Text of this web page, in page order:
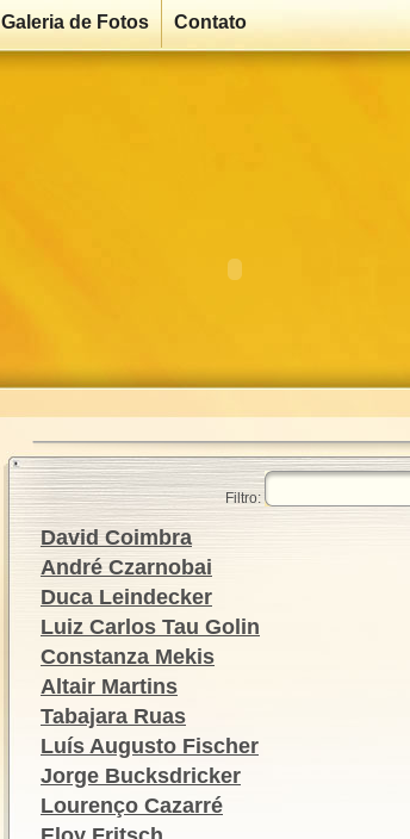
Galeria de Fotos Contato
Filtro:
David Coimbra
André Czarnobai
Duca Leindecker
Luiz Carlos Tau Golin
Constanza Mekis
Altair Martins
Tabajara Ruas
Luís Augusto Fischer
Jorge Bucksdricker
Lourenço Cazarré